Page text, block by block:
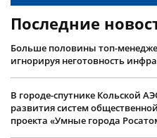
Последние
Больше половины топ-
игнорируя неготовность
В городе-спутнике Кольской
развития систем
проекта «Умные города